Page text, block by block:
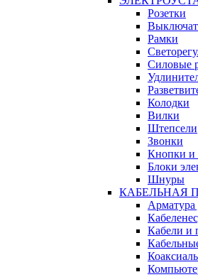
Розетки
Рамки
Силовые
Колодки
Вилки
Штепсели
Звонки
Кнопки и
Блоки
Шнуры
КАБЕЛЬНАЯ
Кабели и